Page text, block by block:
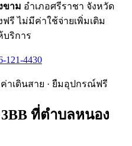
ขาม อำเภอศรีราชา จังหวัด
รี ไม่มีค่าใช้จ่ายเพิ่มเติม
ริการ
121-4430
าเดินสาย · ยืมอุปกรณ์ฟรี
ที่ตำบลหนอง